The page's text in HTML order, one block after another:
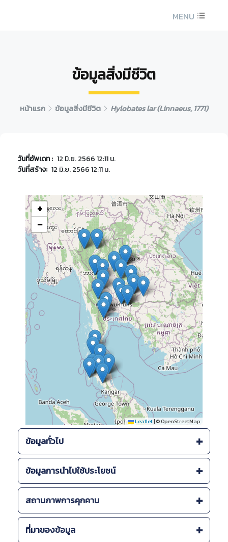
MENU
ข้อมูลสิ่งมีชีวิต
หน้าแรก ข้อมูลสิ่งมีชีวิต Hylobates lar (Linnaeus, 1771)
วันที่อัพเดท : 12 มิ.ย. 2566 12:11 น.
วันที่สร้าง: 12 มิ.ย. 2566 12:11 น.
+
−
Leaflet|© OpenStreetMap
ข้อมูลทั่วไป
การกระจายพันธุ์ :
ตะวันออก
ระบบนิเวศ :
Evergreen forest.
- ระบบนิเวศภูเขา
ข้อมูลการนำไปใช้ประโยชน์
รายละเอียดการนำมาใช้ประโยชน์ :
สถานภาพการคุกคาม
สถานภาพการคุกคาม (โลก) :
ที่มาของข้อมูล